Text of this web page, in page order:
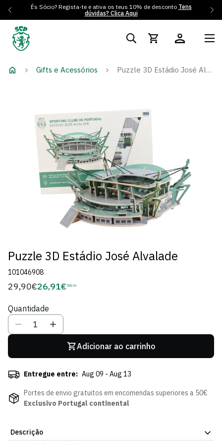
És Sócio? Regista-te e ativa os teus 10% de desconto Tens
dúvidas? Clica Aqui
Gifts e Acessórios Puzzle 3D Estádio José Alvalade
Puzzle 3D Estádio José Alvalade
101046908
Preço
29,90€Preço
Sócio
26,91€ Sócio
Quantidade
Adicionar ao carrinho
Entregue entre: Aug 09 - Aug 13
Portes de envio gratuitos em encomendas superiores a 50€
Exclusivo Portugal continental
Descrição